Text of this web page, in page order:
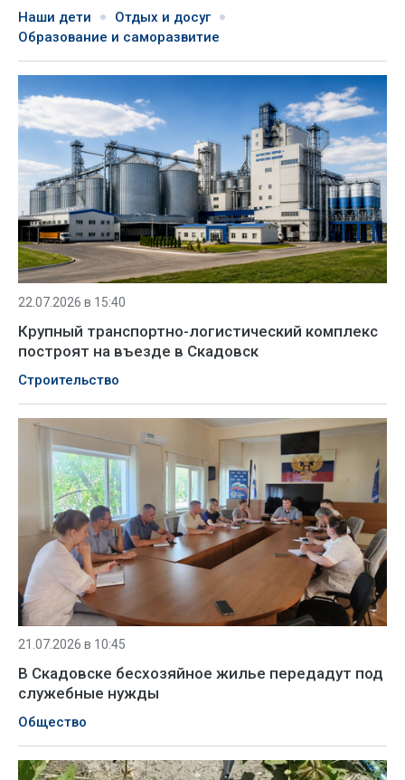
Наши дети
Отдых и досуг
Образование и саморазвитие
22.07.2026 в 15:40
Крупный транспортно-логистический комплекс
построят на въезде в Скадовск
Строительство
21.07.2026 в 10:45
В Скадовске бесхозяйное жилье передадут под
служебные нужды
Общество